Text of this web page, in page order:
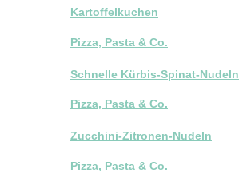
Kartoffelkuchen
Pizza, Pasta & Co.
Schnelle Kürbis-Spinat-Nudeln
Pizza, Pasta & Co.
Zucchini-Zitronen-Nudeln
Pizza, Pasta & Co.